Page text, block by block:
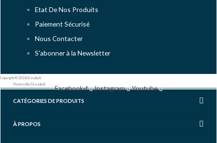
Etat De Nos Produits
Paiement Sécurisé
Nous Contacter
S'abonner à la Newsletter
Copyright © 2026 Dracobalt
Powered by Dracobalt
Facebook-f Instagram Youtube
CATÉGORIES DE PRODUITS
À PROPOS